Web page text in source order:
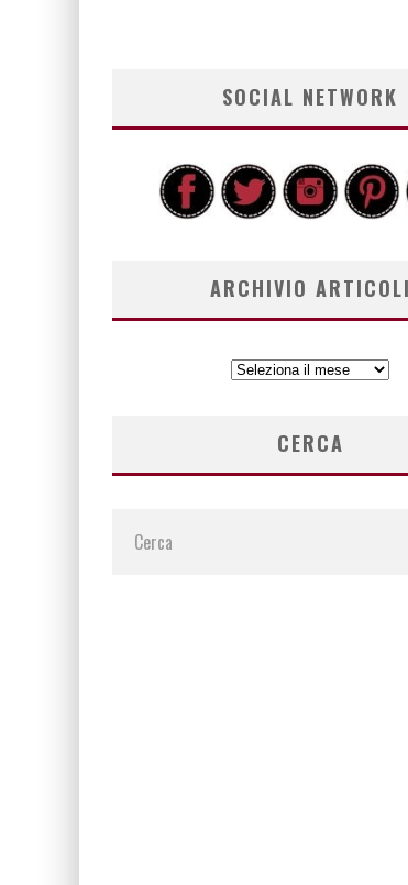
SOCIAL NETWORK
ARCHIVIO ARTICOLI
ARCHIVIO
CERCA